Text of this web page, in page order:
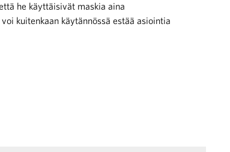
he käyttäisivät maskia aina
kuitenkaan käytännössä estää asiointia